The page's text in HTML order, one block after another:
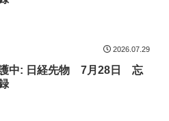
2026.07.29
中: 日経先物 7月28日 忘